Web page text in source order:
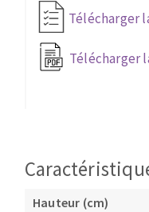
Télécharger
Télécharger
Hauteur (cm)